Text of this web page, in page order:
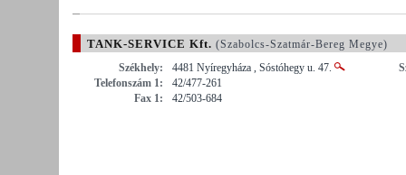
TANK-SERVICE Kft. (Szabolcs-Szatmár-Bereg Megye)
Székhely:
4481 Nyíregyháza , Sóstóhegy u. 47.
Telefonszám 1:
42/477-261
Fax 1:
42/503-684